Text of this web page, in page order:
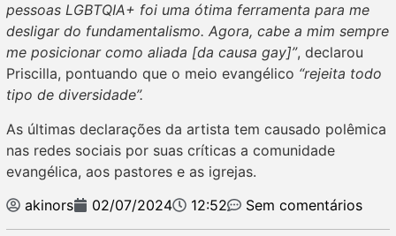
pessoas LGBTQIA+ foi uma ótima ferramenta para me
desligar do fundamentalismo. Agora, cabe a mim sempre
me posicionar como aliada [da causa gay]”, declarou
Priscilla, pontuando que o meio evangélico “rejeita todo
tipo de diversidade”.
As últimas declarações da artista tem causado polêmica
nas redes sociais por suas críticas a comunidade
evangélica, aos pastores e as igrejas.
akinors
02/07/2024 12:52 Sem comentários